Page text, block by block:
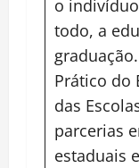
o
todo, a
Prático do
das
parcerias
estaduais